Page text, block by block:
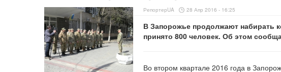
РепортерUA 28 Апр 2016 - 16:25
В Запорожье продолжают набирать
принято 800 человек. Об этом
Во втором квартале 2016 года в